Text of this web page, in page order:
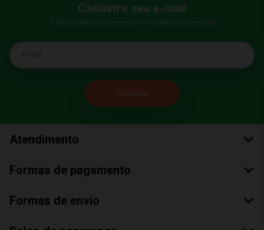
Cadastre seu e-mail
E fique por dentro das promoções e novidades da Bumerang!
E-mail
Atendimento
Formas de pagamento
Formas de envio